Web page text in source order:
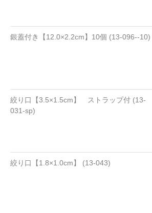
銀蓋付き【12.0×2.2cm】10個 (13-096--10)
絞り口【3.5×1.5cm】 ストラップ付 (13-
031-sp)
絞り口【1.8×1.0cm】 (13-043)